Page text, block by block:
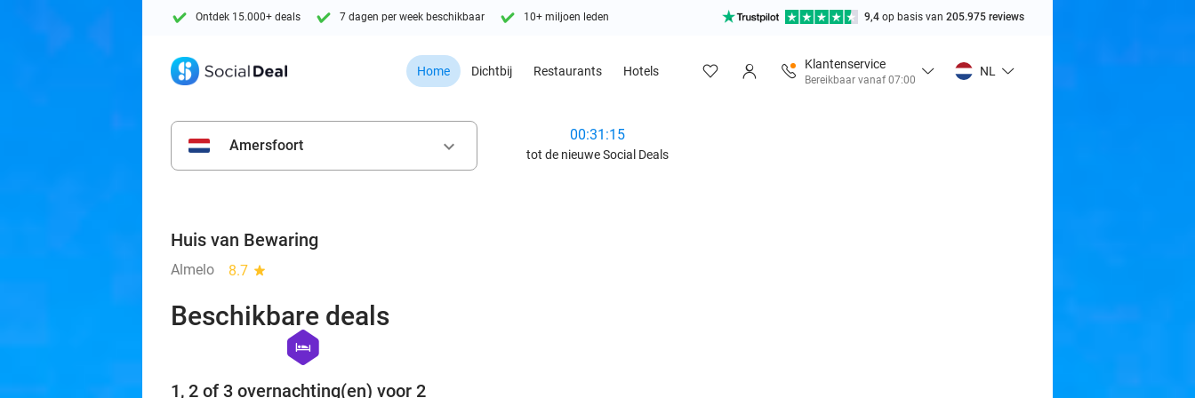
Ontdek 15.000+ deals 7 dagen per week beschikbaar 10+ miljoen leden 9,4 op basis van 205.975 reviews
Home Dichtbij Restaurants Hotels
Klantenservice
Bereikbaar vanaf 07:00
NL
Amersfoort keyboard_arrow_down
00:31:13
tot de nieuwe Social Deals
Huis van Bewaring
Almelo 8.7 star
Beschikbare deals
hexagon
hotel
1, 2 of 3 overnachting(en) voor 2